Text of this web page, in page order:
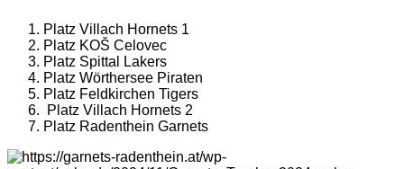
Platz Villach Hornets 1
Platz KOŠ Celovec
Platz Spittal Lakers
Platz Wörthersee Piraten
Platz Feldkirchen Tigers
Platz Villach Hornets 2
Platz Radenthein Garnets